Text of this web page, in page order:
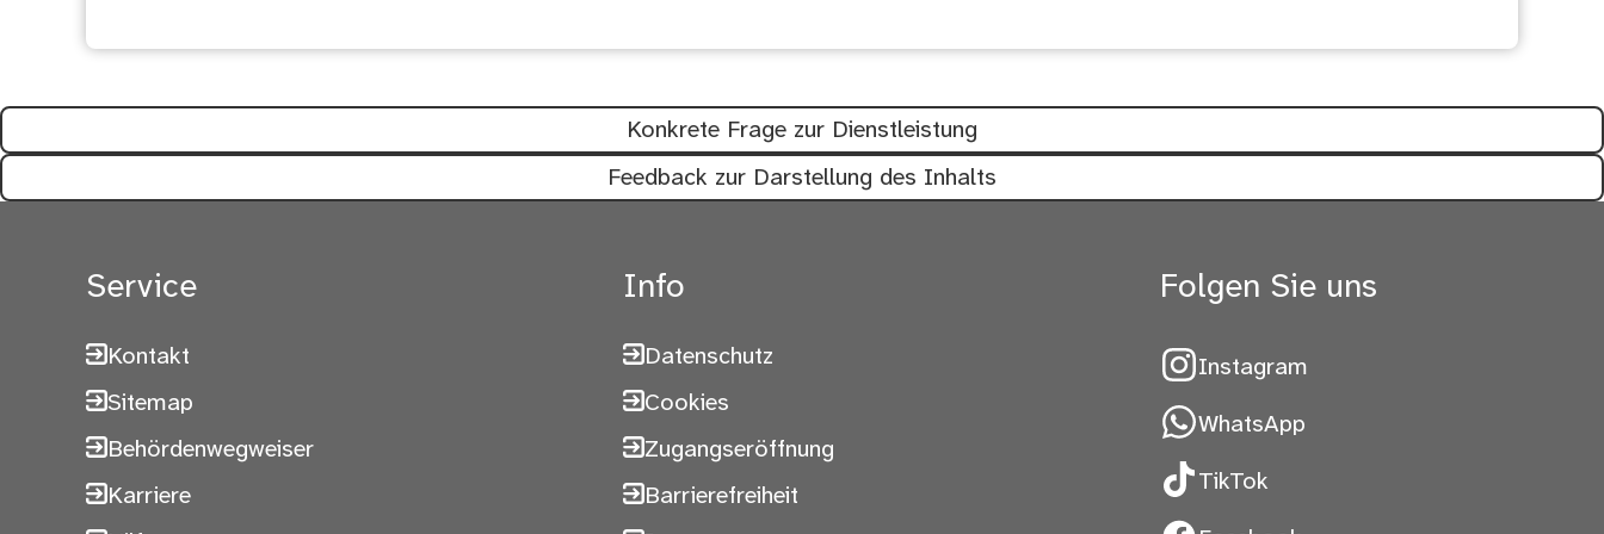
Konkrete Frage zur Dienstleistung
Feedback zur Darstellung des Inhalts
Service
Kontakt
Sitemap
Behördenwegweiser
Karriere
Info
Datenschutz
Cookies
Zugangseröffnung
Barrierefreiheit
Folgen Sie uns
Instagram
WhatsApp
TikTok